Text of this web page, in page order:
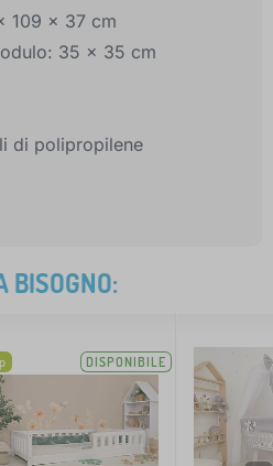
109 x 37 cm
35 x 35 cm
di polipropilene
BISOGNO:
DISPONIBILE